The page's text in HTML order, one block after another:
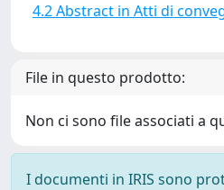
4.2 Abstract in Atti di
File in questo prodotto:
Non ci sono file associati a
I documenti in IRIS sono